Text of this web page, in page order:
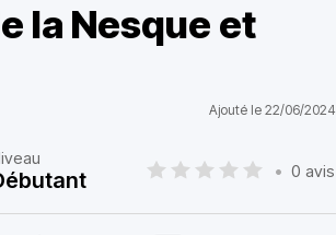
la Nesque et
Ajouté le 22/06/2024
• 0 avis